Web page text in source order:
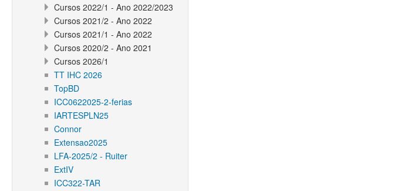
Cursos 2022/1 - Ano 2022/2023
Cursos 2021/2 - Ano 2022
Cursos 2021/1 - Ano 2022
Cursos 2020/2 - Ano 2021
Cursos 2026/1
TT IHC 2026
TopBD
ICC0622025-2-ferias
IARTESPLN25
Connor
Extensao2025
LFA-2025/2 - Ruiter
ExtIV
ICC322-TAR